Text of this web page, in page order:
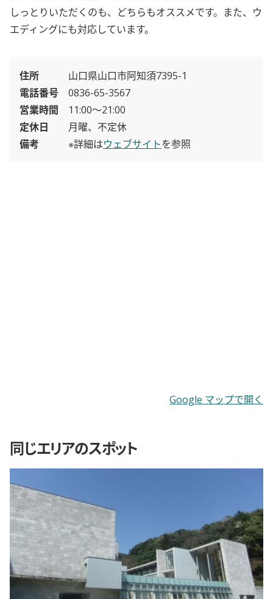
しっとりいただくのも、どちらもオススメです。また、ウ
エディングにも対応しています。
基本情報
住所
山口県山口市阿知須7395-1
電話番号
0836-65-3567
営業時間
11:00〜21:00
定休日
月曜、不定休
備考
※詳細はウェブサイトを参照
Google マップで開く
同じエリアのスポット